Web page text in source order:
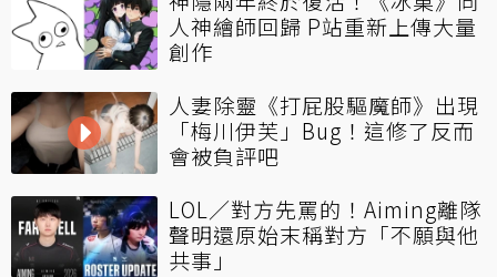
人神繪師回歸 P站重新上傳大量
創作
人妻除靈《打屁股驅魔師》出現
「梅川伊芙」Bug！這修了反而
會被負評吧
LOL／對方先罵的！Aiming離隊
聲明還原始末稱對方「不願與他
共事」